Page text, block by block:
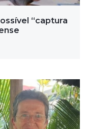
“captura